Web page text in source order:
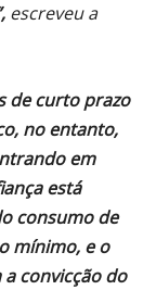
escreveu a
de curto prazo
no entanto,
em
está
consumo de
mínimo, e o
convicção do